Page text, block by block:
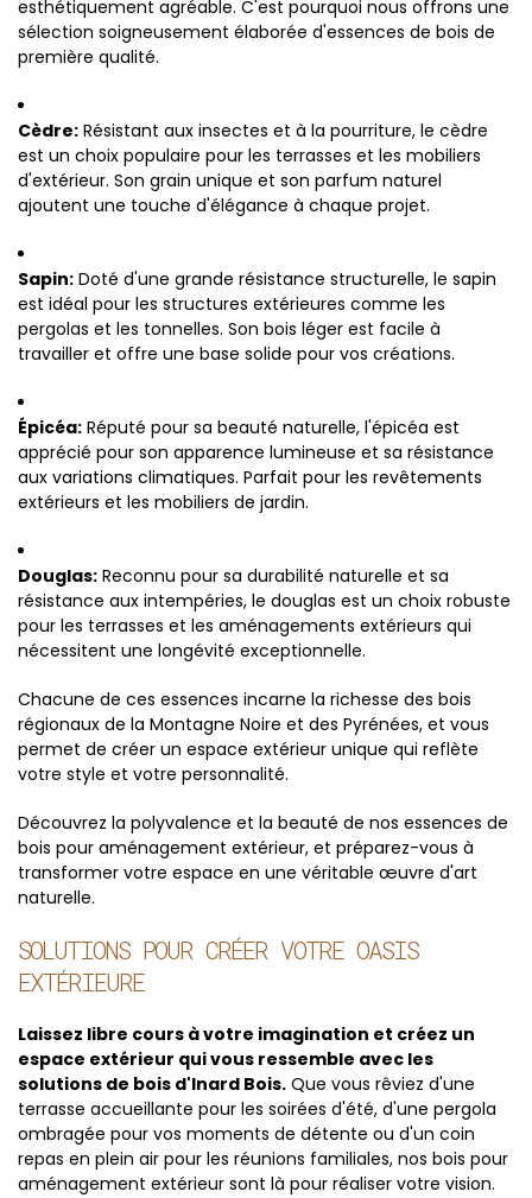
esthétiquement agréable. C'est pourquoi nous offrons une
sélection soigneusement élaborée d'essences de bois de
première qualité.
Cèdre: Résistant aux insectes et à la pourriture, le cèdre
est un choix populaire pour les terrasses et les mobiliers
d'extérieur. Son grain unique et son parfum naturel
ajoutent une touche d'élégance à chaque projet.
Sapin: Doté d'une grande résistance structurelle, le sapin
est idéal pour les structures extérieures comme les
pergolas et les tonnelles. Son bois léger est facile à
travailler et offre une base solide pour vos créations.
Épicéa: Réputé pour sa beauté naturelle, l'épicéa est
apprécié pour son apparence lumineuse et sa résistance
aux variations climatiques. Parfait pour les revêtements
extérieurs et les mobiliers de jardin.
Douglas: Reconnu pour sa durabilité naturelle et sa
résistance aux intempéries, le douglas est un choix robuste
pour les terrasses et les aménagements extérieurs qui
nécessitent une longévité exceptionnelle.
Chacune de ces essences incarne la richesse des bois
régionaux de la Montagne Noire et des Pyrénées, et vous
permet de créer un espace extérieur unique qui reflète
votre style et votre personnalité.
Découvrez la polyvalence et la beauté de nos essences de
bois pour aménagement extérieur, et préparez-vous à
transformer votre espace en une véritable œuvre d'art
naturelle.
SOLUTIONS POUR CRÉER VOTRE OASIS
EXTÉRIEURE
Laissez libre cours à votre imagination et créez un
espace extérieur qui vous ressemble avec les
solutions de bois d'Inard Bois. Que vous rêviez d'une
terrasse accueillante pour les soirées d'été, d'une pergola
ombragée pour vos moments de détente ou d'un coin
repas en plein air pour les réunions familiales, nos bois pour
aménagement extérieur sont là pour réaliser votre vision.